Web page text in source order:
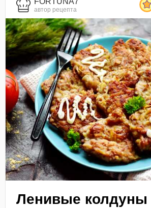
автор рецепта
Ленивые колдуны